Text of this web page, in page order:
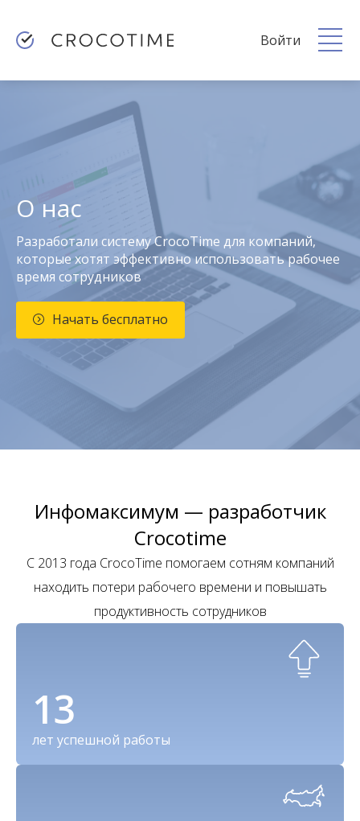
Войти
О нас
Разработали систему CrocoTime для компаний,
которые хотят эффективно использовать рабочее
время сотрудников
Начать бесплатно
Инфомаксимум — разработчик
Crocotime
С 2013 года CrocoTime помогаем сотням компаний
находить потери рабочего времени и повышать
продуктивность сотрудников
13
лет успешной работы